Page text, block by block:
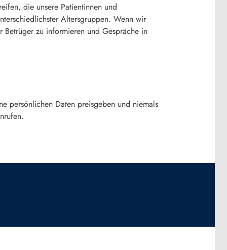
die unsere Patientinnen und
Altersgruppen. Wenn wir
zu informieren und Gespräche in
persönlichen Daten preisgeben und niemals